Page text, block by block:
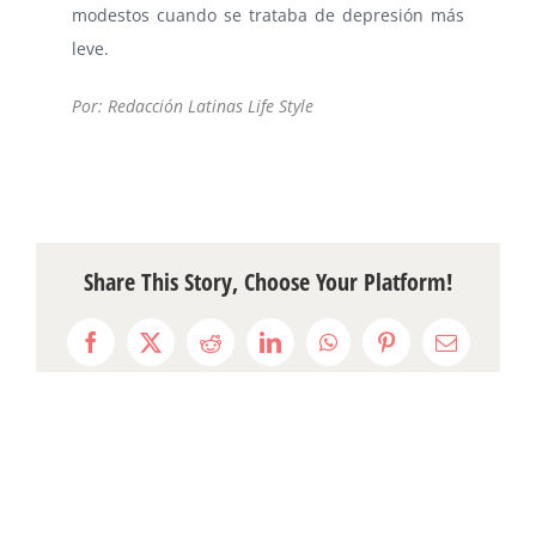
modestos cuando se trataba de depresión más
leve.
Por: Redacción Latinas Life Style
Share This Story, Choose Your Platform!
Facebook
X RedditLinkedInWhatsAppPinterestEmail